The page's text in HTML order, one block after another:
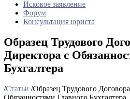
Исковое заявление
Форум
Консультация юриста
Образец Трудового
Директора с
Бухгалтера
/Статьи /Образец Трудового
Обязанностями Главного Бухгалтера